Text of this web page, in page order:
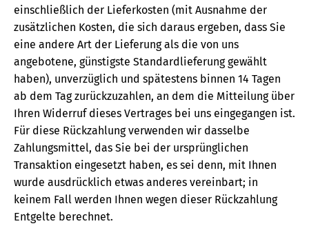
einschließlich der Lieferkosten (mit Ausnahme der
zusätzlichen Kosten, die sich daraus ergeben, dass Sie
eine andere Art der Lieferung als die von uns
angebotene, günstigste Standardlieferung gewählt
haben), unverzüglich und spätestens binnen 14 Tagen
ab dem Tag zurückzuzahlen, an dem die Mitteilung über
Ihren Widerruf dieses Vertrages bei uns eingegangen ist.
Für diese Rückzahlung verwenden wir dasselbe
Zahlungsmittel, das Sie bei der ursprünglichen
Transaktion eingesetzt haben, es sei denn, mit Ihnen
wurde ausdrücklich etwas anderes vereinbart; in
keinem Fall werden Ihnen wegen dieser Rückzahlung
Entgelte berechnet.